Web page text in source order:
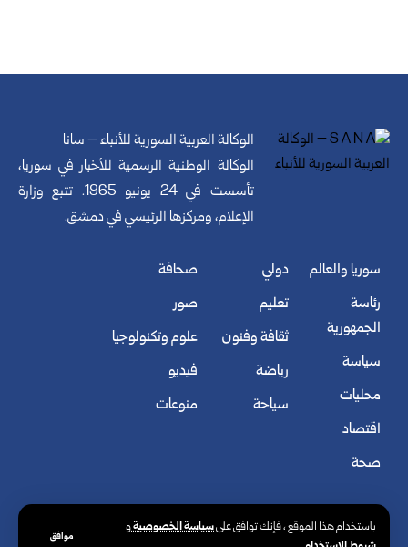
باستخدام هذا الموقع ، فإنك توافق علىسياسة الخصوصيةو
موافق
الوكالة العربية السورية للأنباء – سانا
الوكالة الوطنية الرسمية للأخبار في سوريا،
تأسست في 24 يونيو 1965. تتبع وزارة
الإعلام، ومركزها الرئيسي في دمشق.
سوريا والعالم
رئاسة
الجمهورية
سياسة
محليات
اقتصاد
صحة
دولي
تعليم
ثقافة وفنون
رياضة
سياحة
صحافة
صور
علوم وتكنولوجيا
فيديو
منوعات